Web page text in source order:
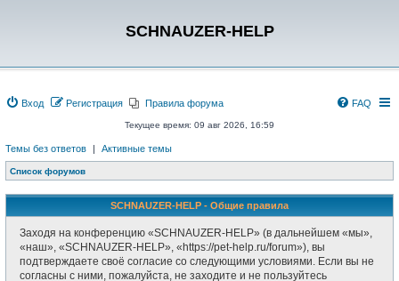
SCHNAUZER-HELP
Вход Регистрация Правила форума FAQ
Текущее время: 09 авг 2026, 16:59
Темы без ответов | Активные темы
Список форумов
SCHNAUZER-HELP - Общие правила
Заходя на конференцию «SCHNAUZER-HELP» (в дальнейшем «мы»,
«наш», «SCHNAUZER-HELP», «https://pet-help.ru/forum»), вы
подтверждаете своё согласие со следующими условиями. Если вы не
согласны с ними, пожалуйста, не заходите и не пользуйтесь